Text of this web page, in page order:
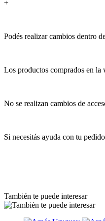
+
Podés realizar cambios dentro
Los productos comprados en
No se realizan cambios de
Si necesitás ayuda con tu
También te puede interesar